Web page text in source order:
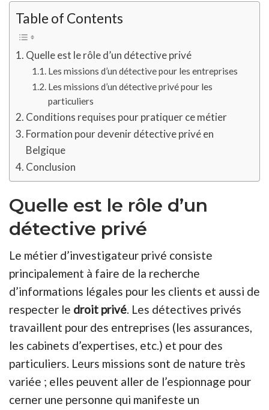
Table of Contents
Quelle est le rôle d’un détective privé
Les missions d’un détective pour les entreprises
Les missions d’un détective privé pour les
particuliers
Conditions requises pour pratiquer ce métier
Formation pour devenir détective privé en
Belgique
Conclusion
Quelle est le rôle d’un
détective privé
Le métier d’investigateur privé consiste
principalement à faire de la recherche
d’informations légales pour les clients et aussi de
respecter le droit privé. Les détectives privés
travaillent pour des entreprises (les assurances,
les cabinets d’expertises, etc.) et pour des
particuliers. Leurs missions sont de nature très
variée ; elles peuvent aller de l’espionnage pour
cerner une personne qui manifeste un